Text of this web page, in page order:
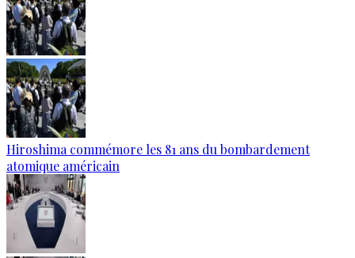
Hiroshima commémore les 81 ans du bombardement
atomique américain